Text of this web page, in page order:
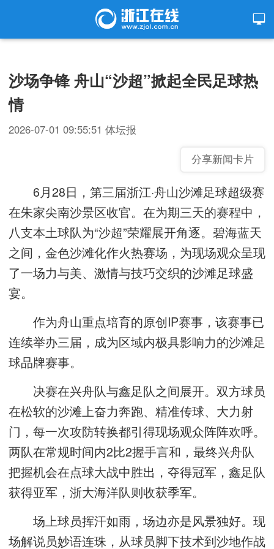
沙场争锋 舟山“沙超”掀起全民足球热
情
2026-07-01 09:55:51 体坛报
分享新闻卡片
6月28日，第三届浙江·舟山沙滩足球超级赛
在朱家尖南沙景区收官。在为期三天的赛程中，
八支本土球队为“沙超”荣耀展开角逐。碧海蓝天
之间，金色沙滩化作火热赛场，为现场观众呈现
了一场力与美、激情与技巧交织的沙滩足球盛
宴。
作为舟山重点培育的原创IP赛事，该赛事已
连续举办三届，成为区域内极具影响力的沙滩足
球品牌赛事。
决赛在兴舟队与鑫足队之间展开。双方球员
在松软的沙滩上奋力奔跑、精准传球、大力射
门，每一次攻防转换都引得现场观众阵阵欢呼。
两队在常规时间内2比2握手言和，最终兴舟队
把握机会在点球大战中胜出，夺得冠军，鑫足队
获得亚军，浙大海洋队则收获季军。
场上球员挥汗如雨，场边亦是风景独好。现
场解说员妙语连珠，从球员脚下技术到沙地作战